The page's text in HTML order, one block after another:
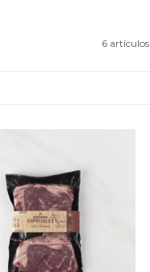
6 artículos